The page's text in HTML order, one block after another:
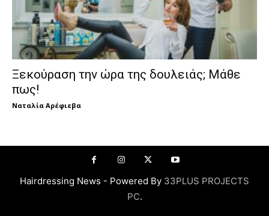
Ξεκούραση την ώρα της δουλειάς; Μάθε
πως!
Ναταλία Αρέφιεβα
Hairdressing News - Powered By 33PLUS PROJECTS
PC.